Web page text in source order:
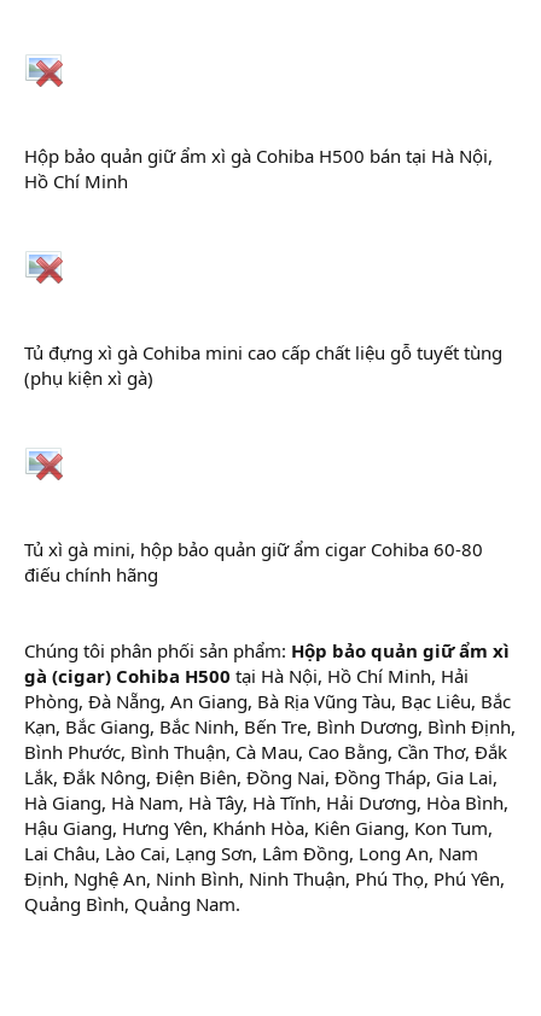
Hộp bảo quản giữ ẩm xì gà Cohiba H500 bán tại Hà Nội,
Hồ Chí Minh
Tủ đựng xì gà Cohiba mini cao cấp chất liệu gỗ tuyết tùng
(phụ kiện xì gà)
Tủ xì gà mini, hộp bảo quản giữ ẩm cigar Cohiba 60-80
điếu chính hãng
Chúng tôi phân phối sản phẩm: Hộp bảo quản giữ ẩm xì
gà (cigar) Cohiba H500 tại Hà Nội, Hồ Chí Minh, Hải
Phòng, Đà Nẵng, An Giang, Bà Rịa Vũng Tàu, Bạc Liêu, Bắc
Kạn, Bắc Giang, Bắc Ninh, Bến Tre, Bình Dương, Bình Định,
Bình Phước, Bình Thuận, Cà Mau, Cao Bằng, Cần Thơ, Đắk
Lắk, Đắk Nông, Điện Biên, Đồng Nai, Đồng Tháp, Gia Lai,
Hà Giang, Hà Nam, Hà Tây, Hà Tĩnh, Hải Dương, Hòa Bình,
Hậu Giang, Hưng Yên, Khánh Hòa, Kiên Giang, Kon Tum,
Lai Châu, Lào Cai, Lạng Sơn, Lâm Đồng, Long An, Nam
Định, Nghệ An, Ninh Bình, Ninh Thuận, Phú Thọ, Phú Yên,
Quảng Bình, Quảng Nam.